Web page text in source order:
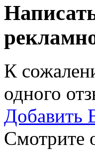
К
одного
Добавить
Смотрите